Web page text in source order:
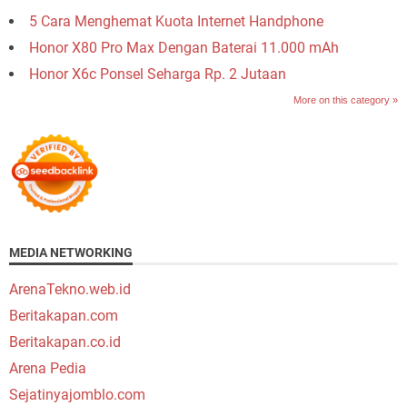
5 Cara Menghemat Kuota Internet Handphone
Honor X80 Pro Max Dengan Baterai 11.000 mAh
Honor X6c Ponsel Seharga Rp. 2 Jutaan
More on this category »
MEDIA NETWORKING
ArenaTekno.web.id
Beritakapan.com
Beritakapan.co.id
Arena Pedia
Sejatinyajomblo.com